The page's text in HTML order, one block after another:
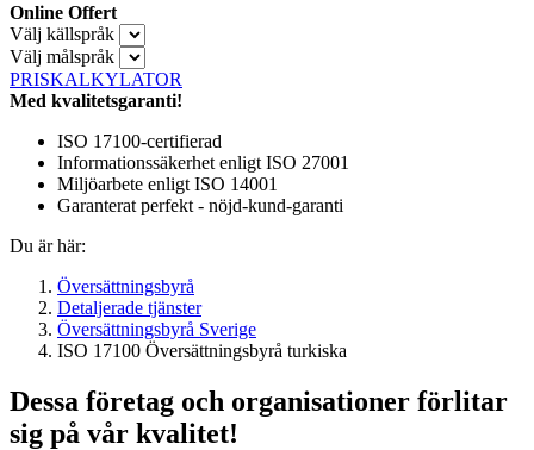
Online Offert
Välj källspråk
Välj målspråk
PRISKALKYLATOR
Med kvalitetsgaranti!
ISO 17100-certifierad
Informationssäkerhet enligt ISO 27001
Miljöarbete enligt ISO 14001
Garanterat perfekt - nöjd-kund-garanti
Du är här:
Översättningsbyrå
Detaljerade tjänster
Översättningsbyrå Sverige
ISO 17100 Översättningsbyrå turkiska
Dessa företag och organisationer förlitar
sig på vår kvalitet!